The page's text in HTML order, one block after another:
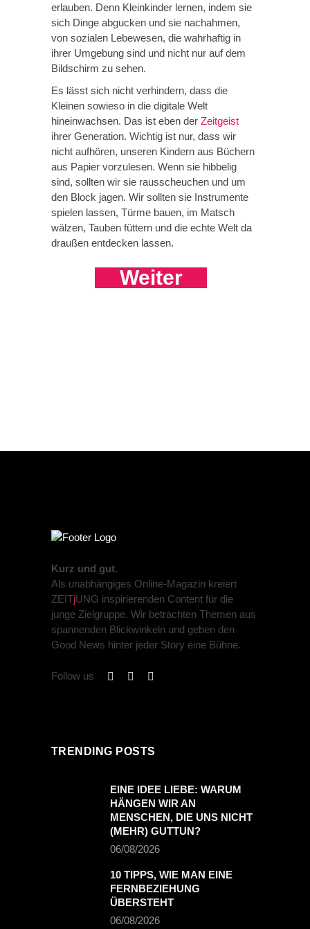
erlauben. Denn Kleinkinder lernen, indem sie
sich Dinge abgucken und sie nachahmen,
von sozialen Lebewesen, die wahrhaftig in
ihrer Umgebung sind und nicht nur auf dem
Bildschirm zu sehen.
Es lässt sich nicht verhindern, dass die
Kleinen sowieso in die digitale Welt
hineinwachsen. Das ist eben der Zeitgeist
ihrer Generation. Wichtig ist nur, dass wir
nicht aufhören, unseren Kindern aus Büchern
aus Papier vorzulesen. Wenn sie hibbelig
sind, sollten wir sie rausscheuchen und um
den Block jagen. Wir sollten sie Instrumente
spielen lassen, Türme bauen, im Matsch
wälzen, Tauben füttern und die echte Welt da
draußen entdecken lassen.
Weiter
Kurz und gut.
Als unabhängiges Online-Magazin kreiert
ZEITjUNG inspirierenden Content für die
junge Zielgruppe. Wir betrachten Themen aus
spannenden Blickwinkeln und geben den
Good News hinter jeder Story eine Bühne.
Follow us
TRENDING POSTS
EINE IDEE LIEBE: WARUM
HÄNGEN WIR AN
MENSCHEN, DIE UNS NICHT
(MEHR) GUTTUN?
06/08/2026
10 TIPPS, WIE MAN EINE
FERNBEZIEHUNG
ÜBERSTEHT
06/08/2026